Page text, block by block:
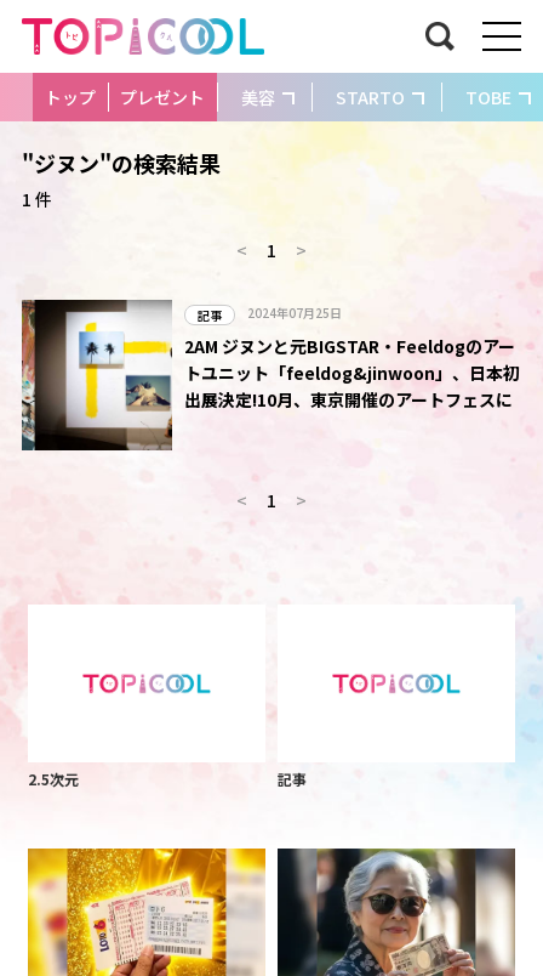
トップ プレゼント 美容 STARTO TOBE
"ジヌン"の検索結果
1 件
< 1 >
記事 2024年07月25日
2AM ジヌンと元BIGSTAR・Feeldogのアー
トユニット「feeldog&jinwoon」、日本初
出展決定!10月、東京開催のアートフェスに
< 1 >
2.5次元 記事